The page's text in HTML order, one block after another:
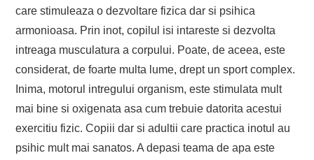
care stimuleaza o dezvoltare fizica dar si psihica
armonioasa. Prin inot, copilul isi intareste si dezvolta
intreaga musculatura a corpului. Poate, de aceea, este
considerat, de foarte multa lume, drept un sport complex.
Inima, motorul intregului organism, este stimulata mult
mai bine si oxigenata asa cum trebuie datorita acestui
exercitiu fizic. Copiii dar si adultii care practica inotul au
psihic mult mai sanatos. A depasi teama de apa este